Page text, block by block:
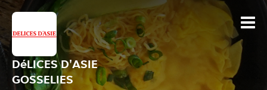
DéLICES D'ASIE
GOSSELIES